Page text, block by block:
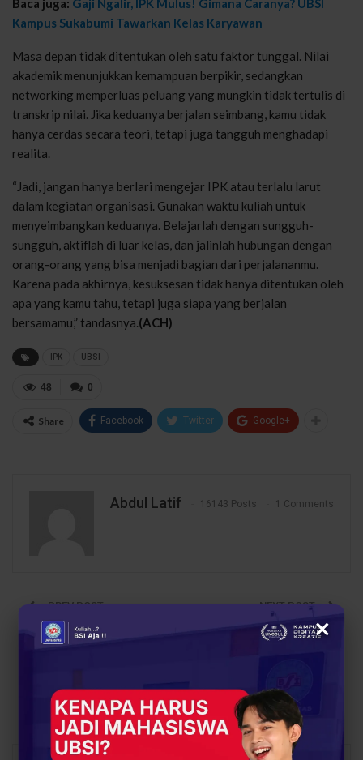
Baca juga: Gaji Ngalir, IPK Mulus! Gimana Caranya? UBSI
Kampus Sukabumi Tawarkan Kelas Karyawan
Masa depan tidak ditentukan oleh satu faktor tunggal. Nilai
akademik menunjukkan kemampuan berpikir, sedangkan
networking memperluas peluang yang mungkin tidak tertulis di
transkrip nilai. Jika keduanya berjalan seimbang, kamu tidak
hanya cerdas secara teori, tetapi juga tangguh menghadapi
realita.
“Jadi, jangan hanya berlari mengejar IPK atau terlalu larut
dalam kegiatan organisasi. Gunakan waktu kuliah untuk
menyeimbangkan keduanya. Belajarlah dengan sungguh-
sungguh, aktiflah di luar kelas, dan jalinlah hubungan dengan
orang-orang yang bisa menjadi bagian dari perjalananmu.
Karena pada akhirnya, kesuksesan tidak hanya ditentukan oleh
apa yang kamu tahu, tetapi juga siapa yang berjalan
bersamamu,” tandasnya.(ACH)
IPK UBSI
0
48
Share Facebook Twitter Google+
Abdul Latif 16143 Posts 1 Comments
PREV POST
Menjadi Pencipta
Teknologi, Bukan
Prodi Informatika UBSI
NEXT POST
UBSI kampus Karawang
Buka Peluang Kuliah
Beasiswa
×